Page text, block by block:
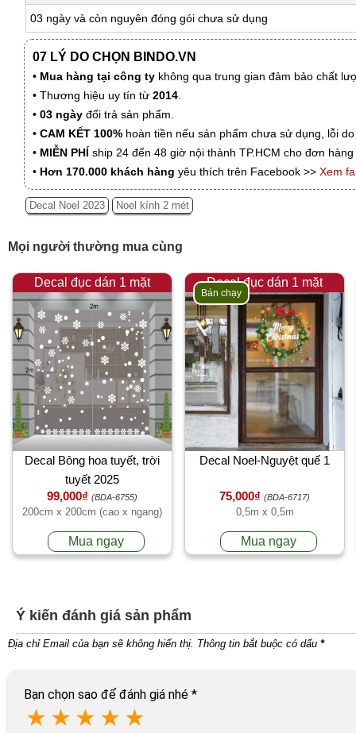
03 ngày và còn nguyên đóng gói chưa sử dụng
07 LÝ DO CHỌN BINDO.VN
• Mua hàng tại công ty không qua trung gian đảm bảo chất
• Thương hiệu uy tín từ 2014.
• 03 ngày đổi trả sản phẩm.
• CAM KẾT 100% hoàn tiền nếu sản phẩm chưa sử dụng, lỗi
• MIỄN PHÍ ship 24 đến 48 giờ nội thành TP.HCM cho đơn
• Hơn 170.000 khách hàng yêu thích trên Facebook >> Xem
Decal Noel 2023 Noel kính 2 mét
Mọi người thường mua cùng
Decal đục dán 1 mặt
Decal Bông hoa tuyết, trời
tuyết 2025
99,000₫ (BDA-6755)
200cm x 200cm (cao x ngang)
Mua ngay
Decal đục dán 1 mặt
Bán chạy
Decal Noel-Nguyệt quế 1
75,000₫ (BDA-6717)
0,5m x 0,5m
Mua ngay
Ý kiến đánh giá sản phẩm
Địa chỉ Email của bạn sẽ không hiển thị. Thông tin bắt buộc có dấu *
Bạn chọn sao để đánh giá nhé *
★ ★ ★ ★ ★